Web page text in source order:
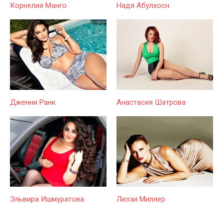
Корнелия Манго Надя Абулхосн
Дженни Ранк Анастасия Шатрова
Эльвира Ишмуратова Лиззи Миллер